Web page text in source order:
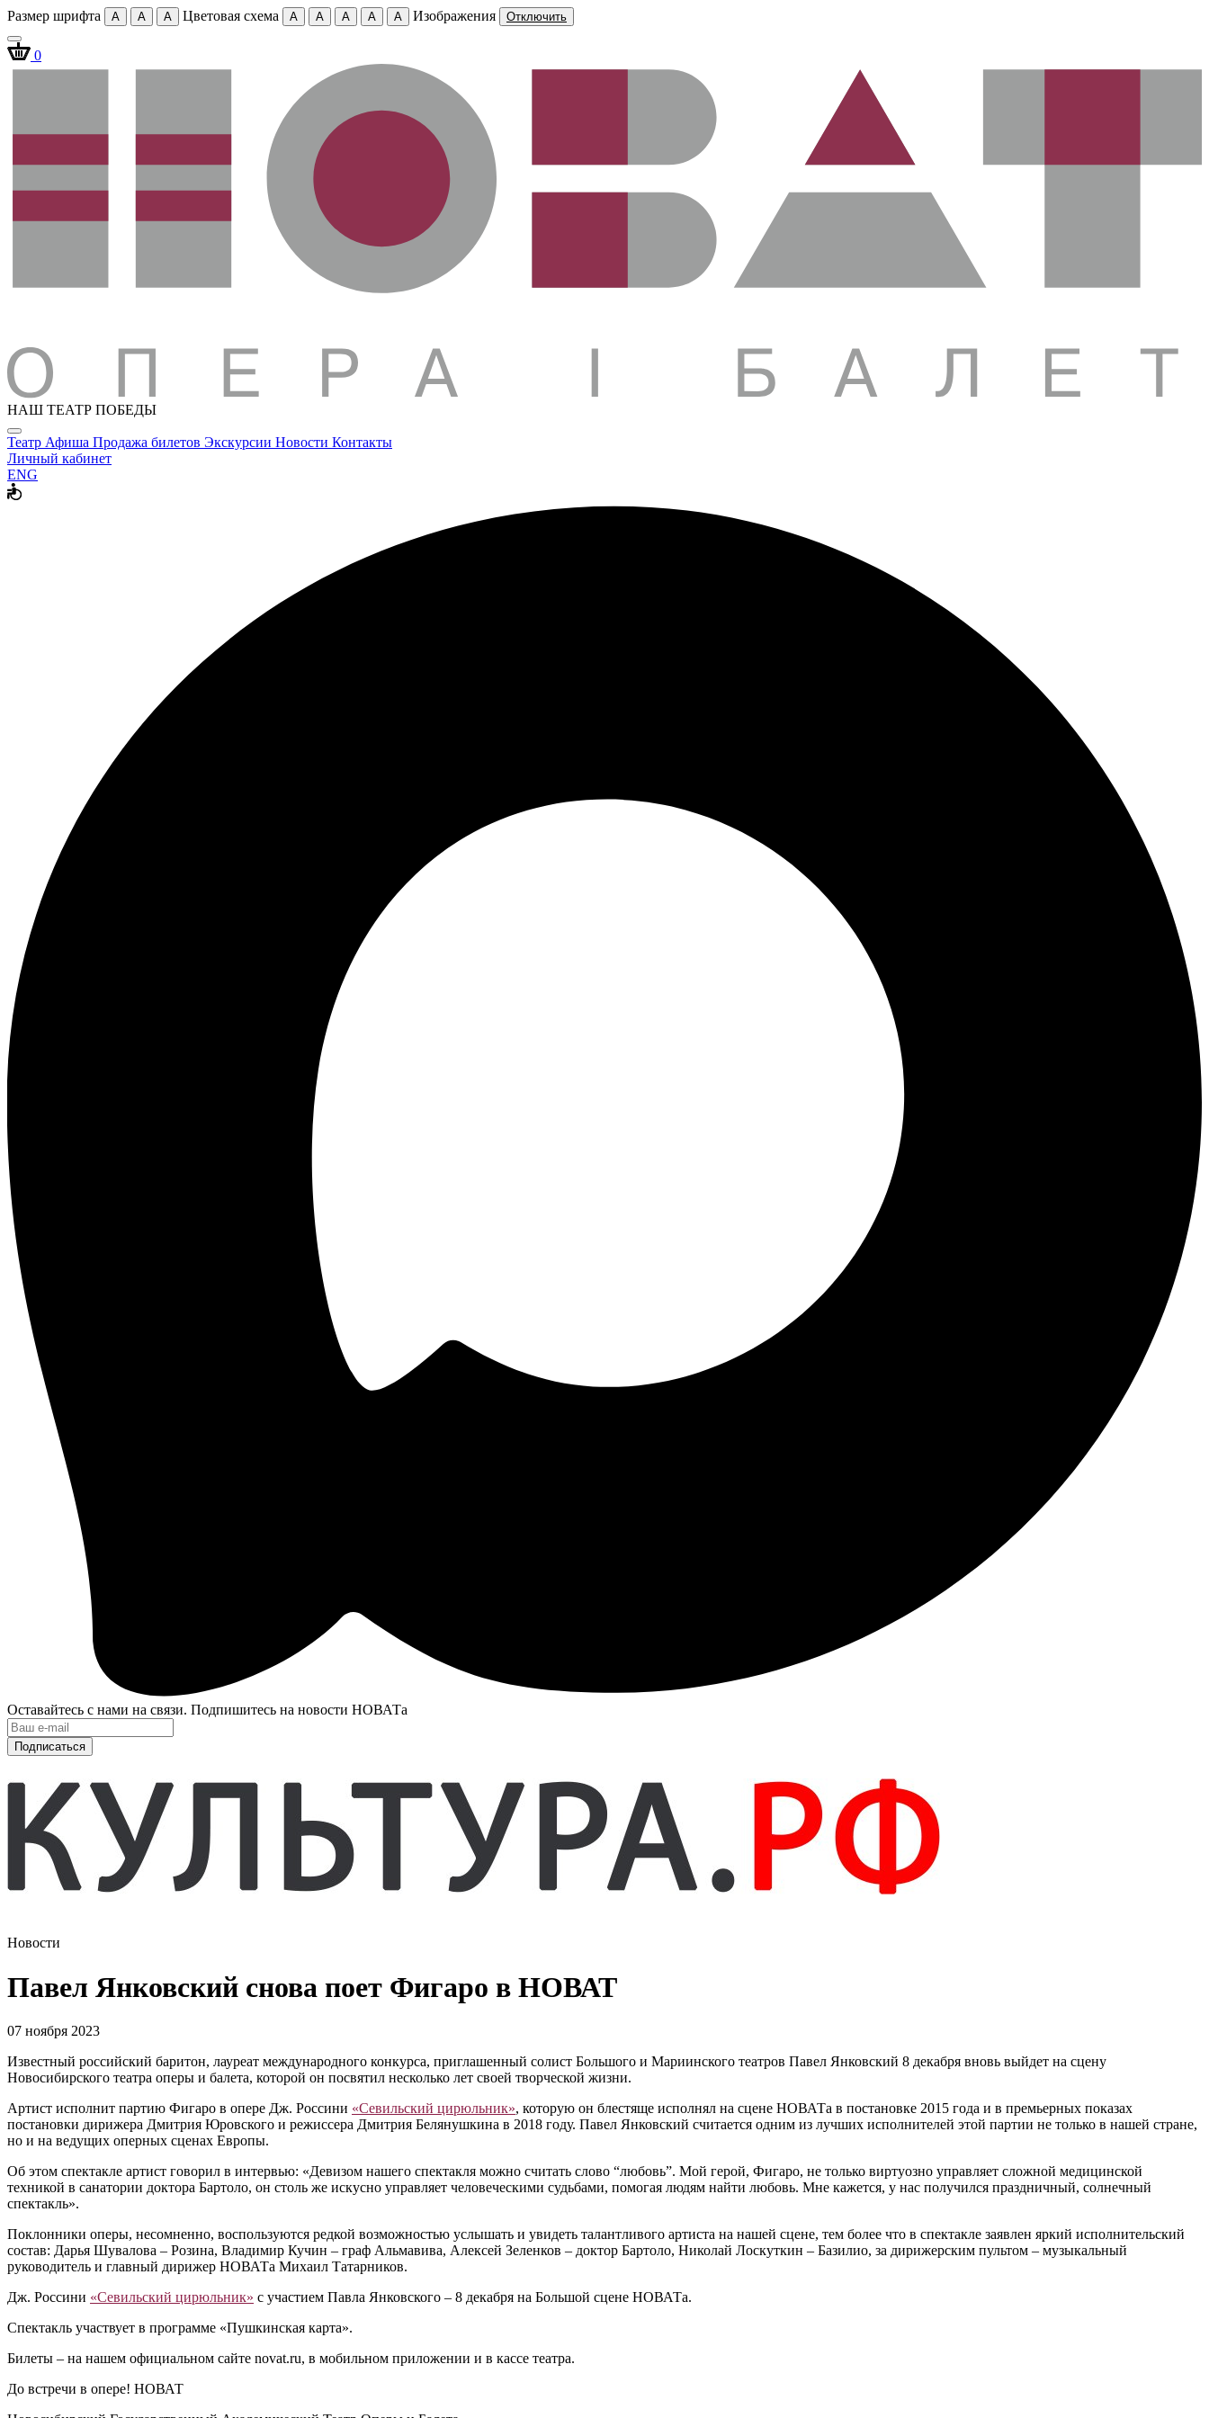
Размер шрифта A A A Цветовая схема A A A A A Изображения Отключить
0
НАШ ТЕАТР ПОБЕДЫ
Театр Афиша Продажа билетов Экскурсии Новости Контакты
Личный кабинет
ENG
Оставайтесь с нами на связи. Подпишитесь на новости НОВАТа
Подписаться
Новости
Павел Янковский снова поет Фигаро в НОВАТ
07 ноября 2023
Известный российский баритон, лауреат международного конкурса, приглашенный солист Большого и Мариинского театров Павел Янковский 8 декабря вновь выйдет на сцену
Новосибирского театра оперы и балета, которой он посвятил несколько лет своей творческой жизни.
Артист исполнит партию Фигаро в опере Дж. Россини «Севильский цирюльник», которую он блестяще исполнял на сцене НОВАТа в постановке 2015 года и в премьерных показах
постановки дирижера Дмитрия Юровского и режиссера Дмитрия Белянушкина в 2018 году. Павел Янковский считается одним из лучших исполнителей этой партии не только в нашей стране,
но и на ведущих оперных сценах Европы.
Об этом спектакле артист говорил в интервью: «Девизом нашего спектакля можно считать слово “любовь”. Мой герой, Фигаро, не только виртуозно управляет сложной медицинской
техникой в санатории доктора Бартоло, он столь же искусно управляет человеческими судьбами, помогая людям найти любовь. Мне кажется, у нас получился праздничный, солнечный
спектакль».
Поклонники оперы, несомненно, воспользуются редкой возможностью услышать и увидеть талантливого артиста на нашей сцене, тем более что в спектакле заявлен яркий исполнительский
состав: Дарья Шувалова – Розина, Владимир Кучин – граф Альмавива, Алексей Зеленков – доктор Бартоло, Николай Лоскуткин – Базилио, за дирижерским пультом – музыкальный
руководитель и главный дирижер НОВАТа Михаил Татарников.
Дж. Россини «Севильский цирюльник» с участием Павла Янковского – 8 декабря на Большой сцене НОВАТа.
Спектакль участвует в программе «Пушкинская карта».
Билеты – на нашем официальном сайте novat.ru, в мобильном приложении и в кассе театра.
До встречи в опере! НОВАТ